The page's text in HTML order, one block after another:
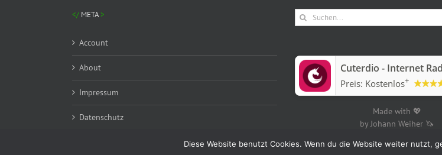
META
Account
About
Impressum
Datenschutz
Suche
nach:
Preis: Kostenlos+
Made with 💖
by Johann Weiher 🦄
Diese Website benutzt Cookies. Wenn du die Website weiter nutzt,